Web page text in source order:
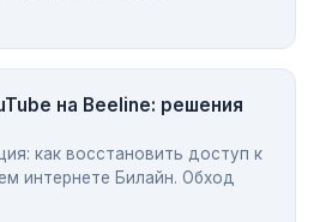
на Beeline: решения
как восстановить доступ к
интернете Билайн. Обход